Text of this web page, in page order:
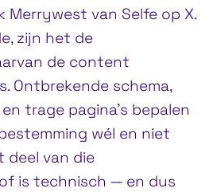
Merrywest van Selfe op X.
zijn het de
de content
Ontbrekende schema,
trage pagina’s bepalen
wél en niet
deel van die
is technisch — en dus